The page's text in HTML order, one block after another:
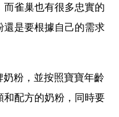
雀巢也有很多忠實的
是要根據自己的需求
粉，並按照寶寶年齡
配方的奶粉，同時要